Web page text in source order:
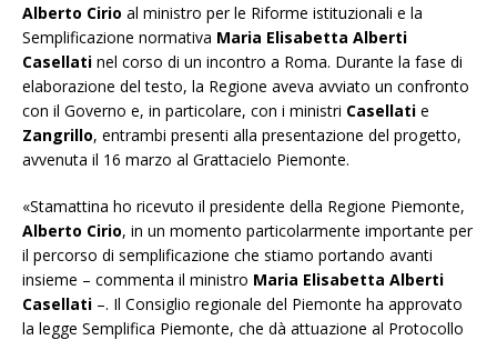
Alberto Cirio al ministro per le Riforme istituzionali e la
Semplificazione normativa Maria Elisabetta Alberti
Casellati nel corso di un incontro a Roma. Durante la fase di
elaborazione del testo, la Regione aveva avviato un confronto
con il Governo e, in particolare, con i ministri Casellati e
Zangrillo, entrambi presenti alla presentazione del progetto,
avvenuta il 16 marzo al Grattacielo Piemonte.
«Stamattina ho ricevuto il presidente della Regione Piemonte,
Alberto Cirio, in un momento particolarmente importante per
il percorso di semplificazione che stiamo portando avanti
insieme – commenta il ministro Maria Elisabetta Alberti
Casellati –. Il Consiglio regionale del Piemonte ha approvato
la legge Semplifica Piemonte, che dà attuazione al Protocollo